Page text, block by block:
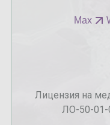
Max
Лицензия на
ЛО-50-01-